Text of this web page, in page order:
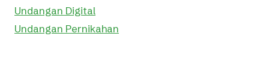
Undangan Digital
Undangan Pernikahan